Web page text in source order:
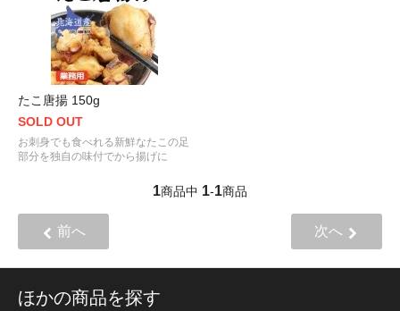
たこ唐揚 150g
SOLD OUT
お刺身でも食べれる新鮮なたこの足
部分を独自の味付でから揚げに
1商品中 1-1商品
前へ 次へ
ほかの商品を探す